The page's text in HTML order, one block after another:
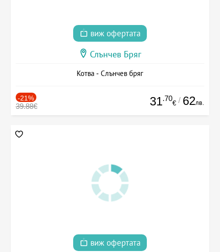
виж офертата
Слънчев Бряг
Котва - Слънчев бряг
-21%
39.88€ 31.70
€ / 62лв.
виж офертата